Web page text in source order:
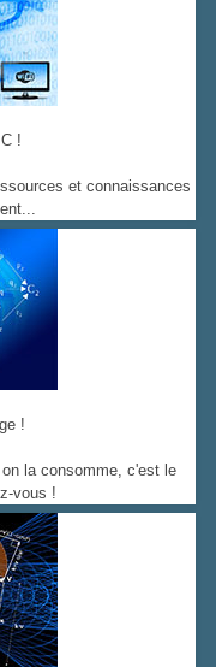
!
et connaissances
!
la consomme, c'est le
vous !